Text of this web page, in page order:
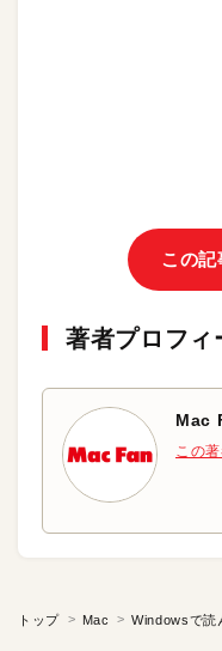
この記
著者プロフィ
Mac
この
トップ Mac